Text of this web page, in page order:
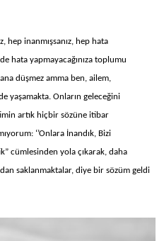
hep inanmışsanız, hep hata
hata yapmayacağınıza toplumu
düşmez amma ben, ailem,
yaşamakta. Onların geleceğini
artık hiçbir sözüne itibar
‘’Onlara İnandık, Bizi
cümlesinden yola çıkarak, daha
saklanmaktalar, diye bir sözüm geldi